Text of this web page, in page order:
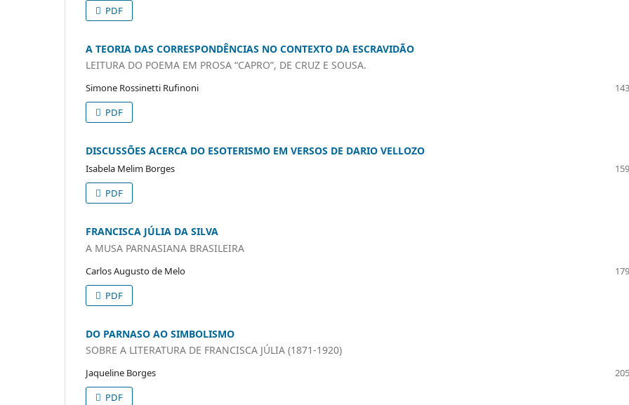
PDF
A TEORIA DAS CORRESPONDÊNCIAS NO CONTEXTO DA ESCRAVIDÃO
LEITURA DO POEMA EM PROSA “CAPRO”, DE CRUZ E SOUSA.
Simone Rossinetti Rufinoni
PDF
DISCUSSÕES ACERCA DO ESOTERISMO EM VERSOS DE DARIO VELLOZO
Isabela Melim Borges
PDF
FRANCISCA JÚLIA DA SILVA
A MUSA PARNASIANA BRASILEIRA
Carlos Augusto de Melo
PDF
DO PARNASO AO SIMBOLISMO
SOBRE A LITERATURA DE FRANCISCA JÚLIA (1871-1920)
Jaqueline Borges
PDF